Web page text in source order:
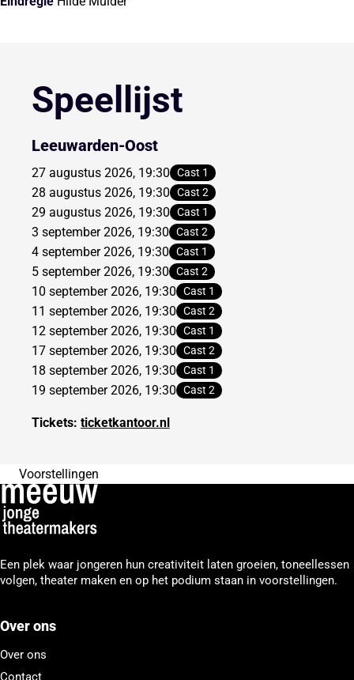
Speellijst
Leeuwarden-Oost
27 augustus 2026, 19:30 Cast 1
28 augustus 2026, 19:30 Cast 2
29 augustus 2026, 19:30 Cast 1
3 september 2026, 19:30 Cast 2
4 september 2026, 19:30 Cast 1
5 september 2026, 19:30 Cast 2
10 september 2026, 19:30 Cast 1
11 september 2026, 19:30 Cast 2
12 september 2026, 19:30 Cast 1
17 september 2026, 19:30 Cast 2
18 september 2026, 19:30 Cast 1
19 september 2026, 19:30 Cast 2
Tickets: ticketkantoor.nl
Voorstellingen
Een plek waar jongeren hun creativiteit laten groeien, toneellessen
volgen, theater maken en op het podium staan in voorstellingen.
Over ons
Over ons
Contact